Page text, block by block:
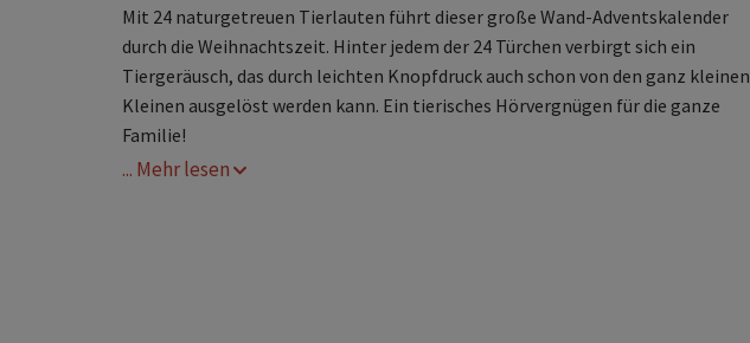
Mit 24 naturgetreuen Tierlauten führt dieser große Wand-Adventskalender
durch die Weihnachtszeit. Hinter jedem der 24 Türchen verbirgt sich ein
Tiergeräusch, das durch leichten Knopfdruck auch schon von den ganz kleinen
Kleinen ausgelöst werden kann. Ein tierisches Hörvergnügen für die ganze
Familie!
Interaktiver Wartezeitverkürzer
... Mehr lesen